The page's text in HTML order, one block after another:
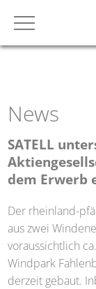
News
SATELL
dem Erwerb
Der rheinland-
aus zwei
voraussichtlich
Windpark
derzeit gebaut.